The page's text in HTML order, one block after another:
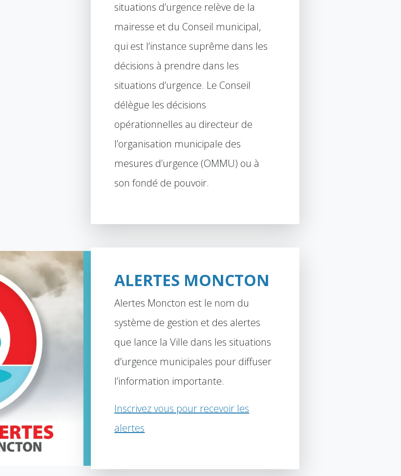
situations d’urgence relève de la
mairesse et du Conseil municipal,
qui est l’instance suprême dans les
décisions à prendre dans les
situations d’urgence. Le Conseil
délègue les décisions
opérationnelles au directeur de
l’organisation municipale des
mesures d’urgence (OMMU) ou à
son fondé de pouvoir.
ALERTES MONCTON
Alertes Moncton est le nom du
système de gestion et des alertes
que lance la Ville dans les situations
d’urgence municipales pour diffuser
l’information importante.
Inscrivez vous pour recevoir les
alertes